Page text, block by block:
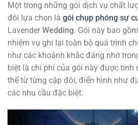
Một trong những gói dịch vụ chất
đôi lựa chọn là gói chụp phóng sự
Lavender Wedding. Gói này bao
nhiệm vụ ghi lại toàn bộ quá trình
như các khoảnh khắc đáng nhớ
biệt là chi phí của gói này được tính
thể từ từng cặp đôi, điển hình như
các nhu cầu đặc biệt.